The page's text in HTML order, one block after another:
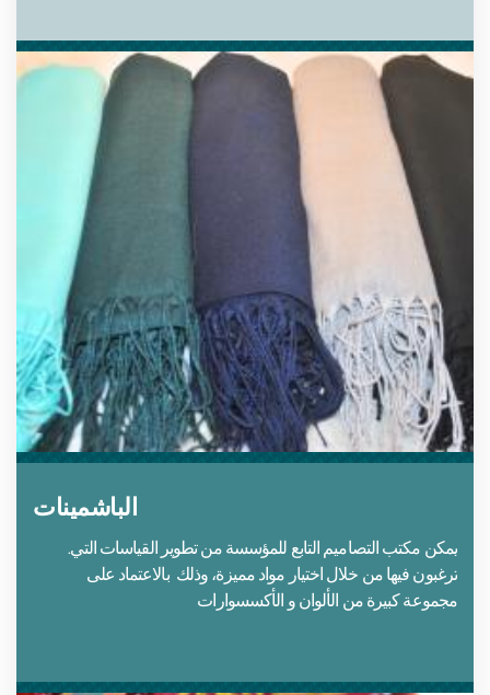
الباشمينات
.يمكن مكتب التصاميم التابع للمؤسسة من تطوير القياسات التي
ترغبون فيها من خلال اختيار مواد مميزة، وذلك بالاعتماد على
مجموعة كبيرة من الألوان و الأكسسوارات